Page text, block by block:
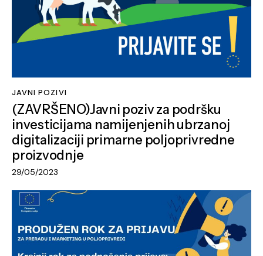
JAVNI POZIVI
(ZAVRŠENO)Javni poziv za podršku
investicijama namijenjenih ubrzanoj
digitalizaciji primarne poljoprivredne
proizvodnje
29/05/2023